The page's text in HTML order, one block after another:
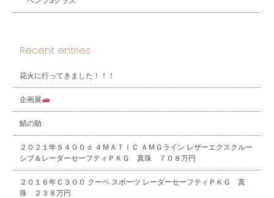
Recent entries
花火に行ってきました！！！
企画展
鯖の助
２０２１年Ｓ４００ｄ ４ＭＡＴＩＣ ＡＭＧライン レザーエクスクルー
シブ＆レーダーセーフティＰＫＧ 真珠 ７０８万円
２０１６年Ｃ３００ クーペ スポーツ レーダーセーフティＰＫＧ 真
珠 ２３８万円